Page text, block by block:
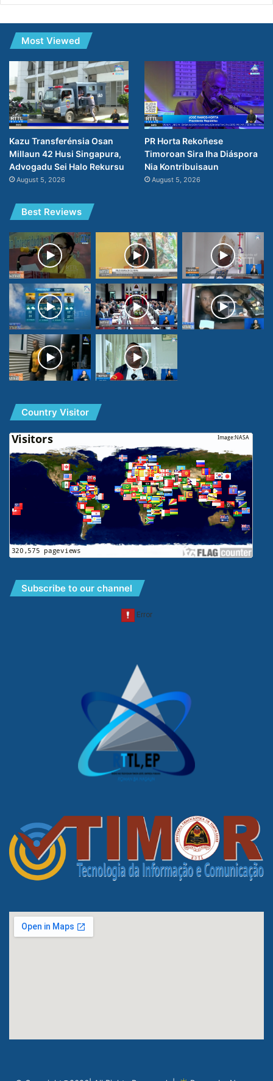
Most Viewed
Kazu Transferénsia Osan
Millaun 42 Husi Singapura,
Advogadu Sei Halo Rekursu
August 5, 2026
PR Horta Rekoñese
Timoroan Sira Iha Diáspora
Nia Kontribuisaun
August 5, 2026
Best Reviews
Country Visitor
Subscribe to our channel